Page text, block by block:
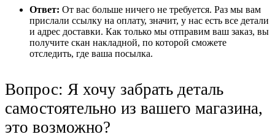
Ответ: От вас больше ничего не требуется. Раз мы вам
прислали ссылку на оплату, значит, у нас есть все детали
и адрес доставки. Как только мы отправим ваш заказ, вы
получите скан накладной, по которой сможете
отследить, где ваша посылка.
Вопрос: Я хочу забрать деталь
самостоятельно из вашего магазина,
это возможно?